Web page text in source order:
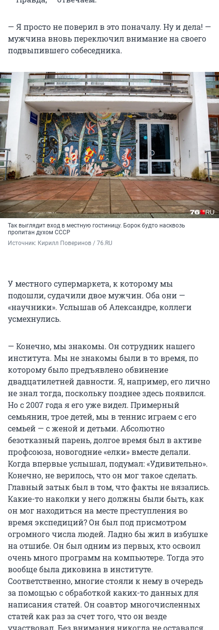
— Я просто не поверил в это поначалу. Ну и дела! —
мужчина вновь переключил внимание на своего
подвыпившего собеседника.
Так выглядит вход в местную гостиницу. Борок будто насквозь
пропитан духом СССР
Источник: Кирилл Поверинов / 76.RU
У местного супермаркета, к которому мы
подошли, судачили двое мужчин. Оба они —
«научники». Услышав об Александре, коллеги
усмехнулись.
— Конечно, мы знакомы. Он сотрудник нашего
института. Мы не знакомы были в то время, по
которому было предъявлено обвинение
двадцатилетней давности. Я, например, его лично
не знал тогда, поскольку позднее здесь появился.
Но с 2007 года я его уже видел. Примерный
семьянин, трое детей, мы в теннис играем с его
семьей — с женой и детьми. Абсолютно
безотказный парень, долгое время был в активе
профсоюза, новогодние «елки» вместе делали.
Когда впервые услышал, подумал: «Удивительно».
Конечно, не верилось, что он мог такое сделать.
Главный затык был в том, что факты не вязались.
Какие-то наколки у него должны были быть, как
он мог находиться на месте преступления во
время экспедиций? Он был под присмотром
огромного числа людей. Ладно бы жил в избушке
на отшибе. Он был одним из первых, кто освоил
очень много программ на компьютере. Тогда это
вообще была диковина в институте.
Соответственно, многие стояли к нему в очередь
за помощью с обработкой каких-то данных для
написания статей. Он соавтор многочисленных
статей как раз за счет того, что он везде
участвовал. Без внимания никогда не оставался.